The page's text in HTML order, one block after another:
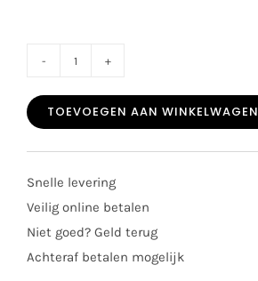
bodylotion
TOEVOEGEN AAN WINKELWAGEN
Snelle levering
Veilig online betalen
Niet goed? Geld terug
Achteraf betalen mogelijk